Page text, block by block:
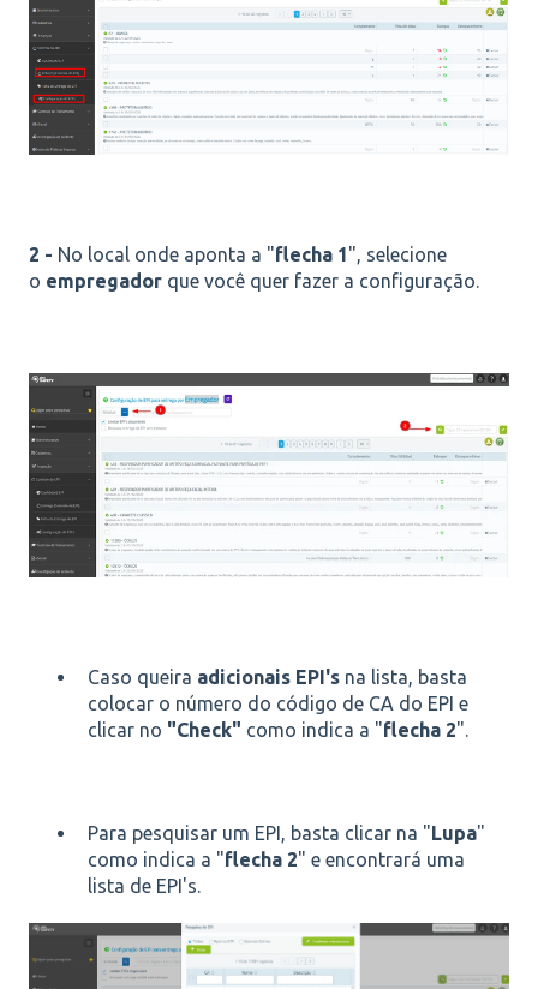
2 - No local onde aponta a "flecha 1", selecione
o empregador que você quer fazer a configuração.
Caso queira adicionais EPI's na lista, basta
colocar o número do código de CA do EPI e
clicar no "Check" como indica a "flecha 2".
Para pesquisar um EPI, basta clicar na "Lupa"
como indica a "flecha 2" e encontrará uma
lista de EPI's.